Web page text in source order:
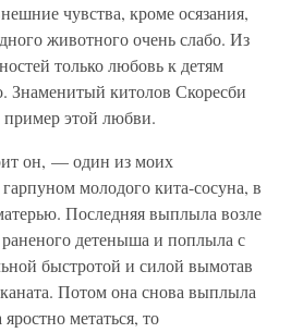
чувства, кроме осязания,
животного очень слабо. Из
только любовь к детям
Знаменитый китолов Скоресби
этой любви.
он, — один из моих
молодого кита-сосуна, в
Последняя выплыла возле
детеныша и поплыла с
быстротой и силой вымотав
Потом она снова выплыла
метаться, то